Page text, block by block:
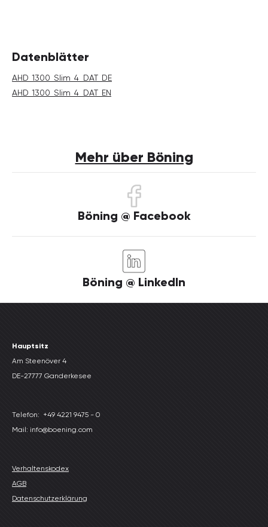
Datenblätter
AHD_1300_Slim_4_DAT_DE
AHD_1300_Slim_4_DAT_EN
Mehr über Böning
Böning @ Facebook
Böning @ LinkedIn
Hauptsitz
Am Steenöver 4
DE-27777 Ganderkesee
Telefon: +49 4221 9475 - 0
Mail: info@boening.com
Verhaltenskodex
AGB
Datenschutzerklärung